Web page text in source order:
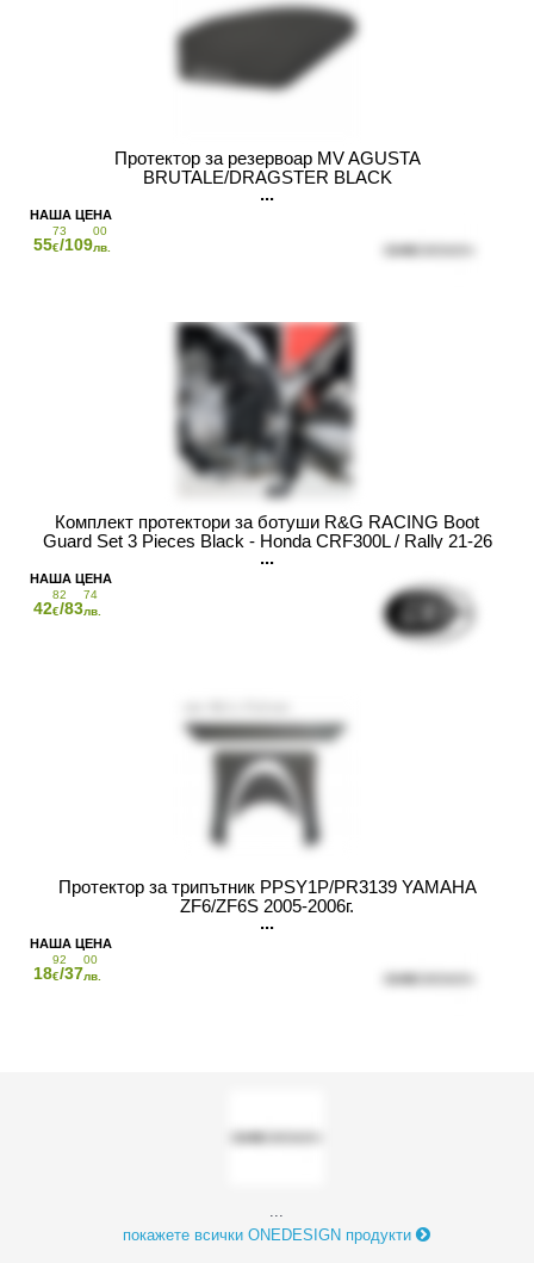
...
покажете всички ONEDESIGN продукти
Протектор за резервоар MV AGUSTA
BRUTALE/DRAGSTER BLACK
55
73
€/109
00
лв.
Комплект протектори за ботуши R&G RACING Boot
Guard Set 3 Pieces Black - Honda CRF300L / Rally 21-26
42
82
€/83
74
лв.
Протектор за трипътник PPSY1P/PR3139 YAMAHA
ZF6/ZF6S 2005-2006г.
18
92
€/37
00
лв.